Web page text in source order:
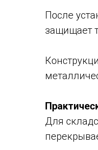
После
защищает
Для